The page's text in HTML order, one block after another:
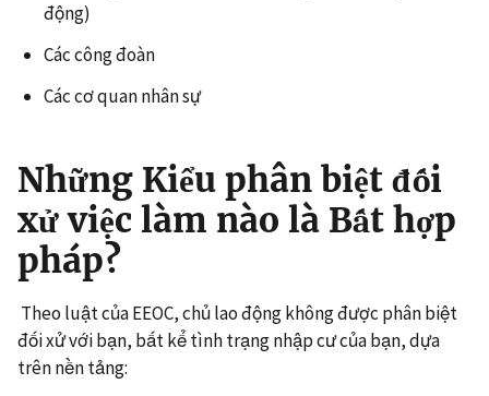
động)
Các công đoàn
Các cơ quan nhân sự
Những Kiểu phân biệt đối
xử việc làm nào là Bất hợp
pháp?
Theo luật của EEOC, chủ lao động không được phân biệt
đối xử với bạn, bất kể tình trạng nhập cư của bạn, dựa
trên nền tảng: